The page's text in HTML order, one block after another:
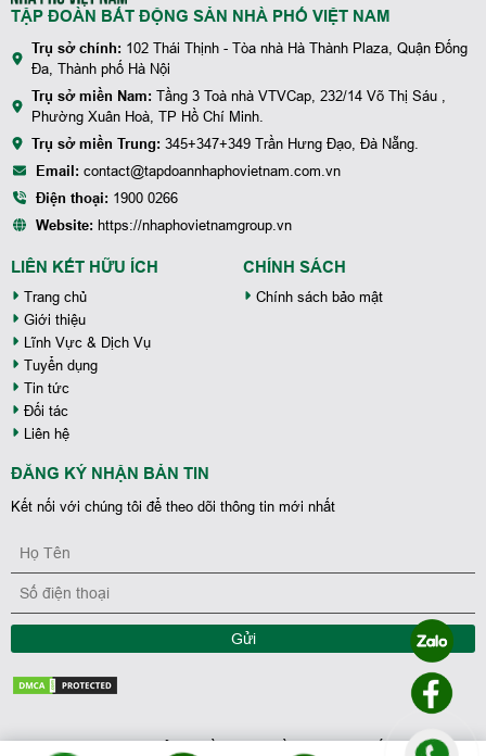
TẬP ĐOÀN BẤT ĐỘNG SẢN NHÀ PHỐ VIỆT NAM
Trụ sở chính: 102 Thái Thịnh - Tòa nhà Hà Thành Plaza, Quận Đống
Đa, Thành phố Hà Nội
Trụ sở miền Nam: Tầng 3 Toà nhà VTVCap, 232/14 Võ Thị Sáu ,
Phường Xuân Hoà, TP Hồ Chí Minh.
Trụ sở miền Trung: 345+347+349 Trần Hưng Đạo, Đà Nẵng.
Email: contact@tapdoannhaphovietnam.com.vn
Điện thoại: 1900 0266
Website: https://nhaphovietnamgroup.vn
LIÊN KẾT HỮU ÍCH
Trang chủ
Giới thiệu
Lĩnh Vực & Dịch Vụ
Tuyển dụng
Tin tức
Đối tác
Liên hệ
CHÍNH SÁCH
Chính sách bảo mật
ĐĂNG KÝ NHẬN BẢN TIN
Kết nối với chúng tôi để theo dõi thông tin mới nhất
Gửi
Coppyright 2023 - Bản quyền thuộc về Tập Đoàn Bất Động Sản